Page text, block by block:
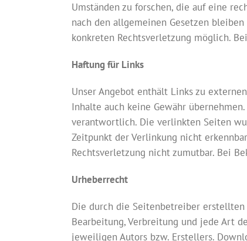
Umständen zu forschen, die auf eine
nach den allgemeinen Gesetzen
konkreten Rechtsverletzung möglich.
Haftung für Links
Unser Angebot enthält Links zu
Inhalte auch keine Gewähr
verantwortlich. Die verlinkten Seiten
Zeitpunkt der Verlinkung nicht
Rechtsverletzung nicht zumutbar. Bei
Urheberrecht
Die durch die Seitenbetreiber
Bearbeitung, Verbreitung und jede Art
jeweiligen Autors bzw. Erstellers.